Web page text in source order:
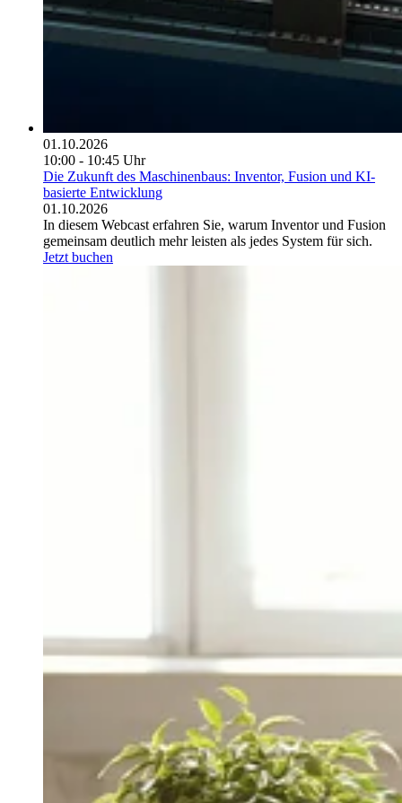
01.10.2026
10:00 - 10:45 Uhr
Die Zukunft des Maschinenbaus: Inventor, Fusion und KI-
basierte Entwicklung
01.10.2026
In diesem Webcast erfahren Sie, warum Inventor und Fusion
gemeinsam deutlich mehr leisten als jedes System für sich.
Jetzt buchen